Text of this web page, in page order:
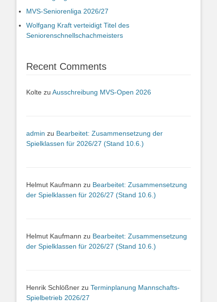
MVS-Seniorenliga 2026/27
Wolfgang Kraft verteidigt Titel des
Seniorenschnellschachmeisters
Recent Comments
Kolte zu Ausschreibung MVS-Open 2026
admin zu Bearbeitet: Zusammensetzung der
Spielklassen für 2026/27 (Stand 10.6.)
Helmut Kaufmann zu Bearbeitet: Zusammensetzung
der Spielklassen für 2026/27 (Stand 10.6.)
Helmut Kaufmann zu Bearbeitet: Zusammensetzung
der Spielklassen für 2026/27 (Stand 10.6.)
Henrik Schlößner zu Terminplanung Mannschafts-
Spielbetrieb 2026/27